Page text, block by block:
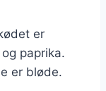
er
paprika.
er bløde.